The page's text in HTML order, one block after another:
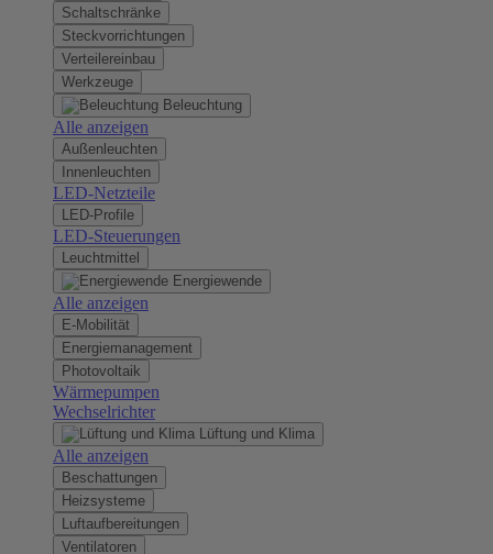
Schaltschränke
Steckvorrichtungen
Verteilereinbau
Werkzeuge
Beleuchtung
Alle anzeigen
Außenleuchten
Innenleuchten
LED-Netzteile
LED-Profile
LED-Steuerungen
Leuchtmittel
Energiewende
Alle anzeigen
E-Mobilität
Energiemanagement
Photovoltaik
Wärmepumpen
Wechselrichter
Lüftung und Klima
Alle anzeigen
Beschattungen
Heizsysteme
Luftaufbereitungen
Ventilatoren